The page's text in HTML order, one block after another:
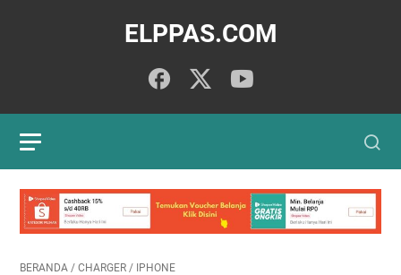
ELPPAS.COM
BERANDA / CHARGER / IPHONE